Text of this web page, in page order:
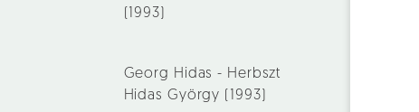
(1993)
Georg Hidas - Herbszt
Hidas György (1993)